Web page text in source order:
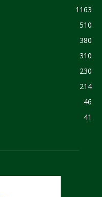
1163
510
380
310
230
214
46
41